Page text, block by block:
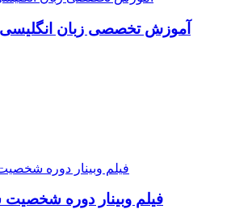
آموزش تخصصی زبان انگلیسی
فیلم وبینار دوره شخصیت شناسی 9